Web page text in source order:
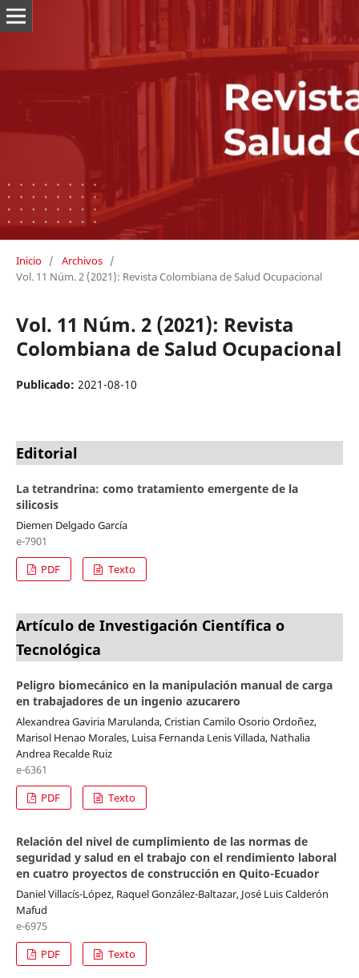
Inicio / Archivos /
Vol. 11 Núm. 2 (2021): Revista Colombiana de Salud Ocupacional
Vol. 11 Núm. 2 (2021): Revista
Colombiana de Salud Ocupacional
Publicado: 2021-08-10
Editorial
La tetrandrina: como tratamiento emergente de la
silicosis
Diemen Delgado García
e-7901
PDF
Texto
Artículo de Investigación Científica o
Tecnológica
Peligro biomecánico en la manipulación manual de carga
en trabajadores de un ingenio azucarero
Alexandrea Gaviria Marulanda, Cristian Camilo Osorio Ordoñez,
Marisol Henao Morales, Luisa Fernanda Lenis Villada, Nathalia
Andrea Recalde Ruiz
e-6361
PDF
Texto
Relación del nivel de cumplimiento de las normas de
seguridad y salud en el trabajo con el rendimiento laboral
en cuatro proyectos de construcción en Quito-Ecuador
Daniel Villacís-López, Raquel González-Baltazar, José Luis Calderón
Mafud
e-6975
PDF
Texto